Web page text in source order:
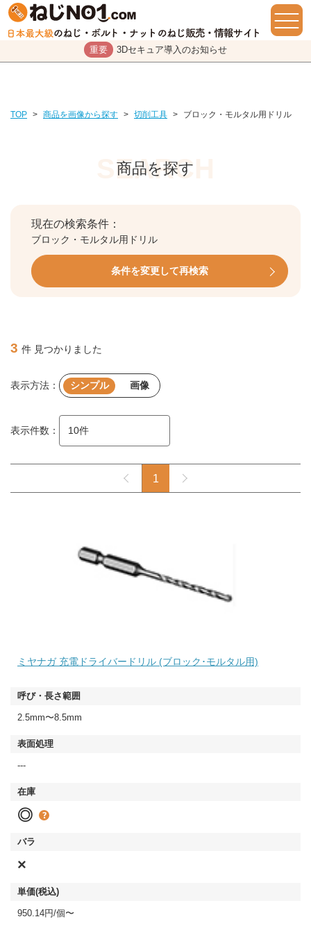
重要 3Dセキュア導入のお知らせ
TOP > 商品を画像から探す > 切削工具 > ブロック・モルタル用ドリル
商品を探す
現在の検索条件：
ブロック・モルタル用ドリル
条件を変更して再検索
3 件 見つかりました
表示方法： シンプル 画像
表示件数：
1
ミヤナガ 充電ドライバードリル (ブロック･モルタル用)
2.5mm〜8.5mm
---
◎
×
950.14円/個〜